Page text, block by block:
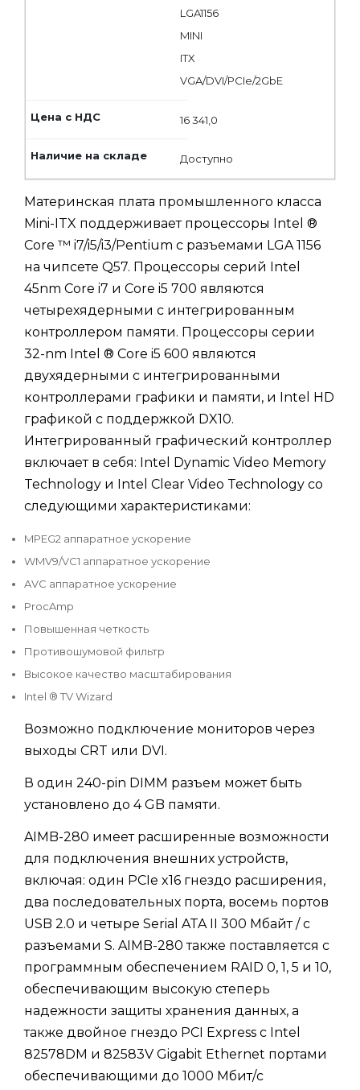
LGA1156
MINI
ITX
VGA/DVI/PCIe/2GbE
16 341,0
Доступно
Материнская плата промышленного класса
Mini-ITX поддерживает процессоры Intel ®
Core ™ i7/i5/i3/Pentium с разъемами LGA 1156
на чипсете Q57. Процессоры серий Intel
45nm Core i7 и Core i5 700 являются
четырехядерными с интегрированным
контроллером памяти. Процессоры серии
32-nm Intel ® Core i5 600 являются
двухядерными с интегрированными
контроллерами графики и памяти, и Intel HD
графикой с поддержкой DX10.
Интегрированный графический контроллер
включает в себя: Intel Dynamic Video Memory
Technology и Intel Clear Video Technology со
следующими характеристиками:
MPEG2 аппаратное ускорение
WMV9/VC1 аппаратное ускорение
AVC аппаратное ускорение
ProcAmp
Повышенная четкость
Противошумовой фильтр
Высокое качество масштабирования
Intel ® TV Wizard
Возможно подключение мониторов через
выходы CRT или DVI.
В один 240-pin DIMM разъем может быть
установлено до 4 GB памяти.
AIMB-280 имеет расширенные возможности
для подключения внешних устройств,
включая: один PCIe x16 гнездо расширения,
два последовательных порта, восемь портов
USB 2.0 и четыре Serial ATA II 300 Мбайт / с
разъемами S. AIMB-280 также поставляется с
программным обеспечением RAID 0, 1, 5 и 10,
обеспечивающим высокую степерь
надежности защиты хранения данных, а
также двойное гнездо PCI Express с Intel
82578DM и 82583V Gigabit Ethernet портами
обеспечивающими до 1000 Мбит/с